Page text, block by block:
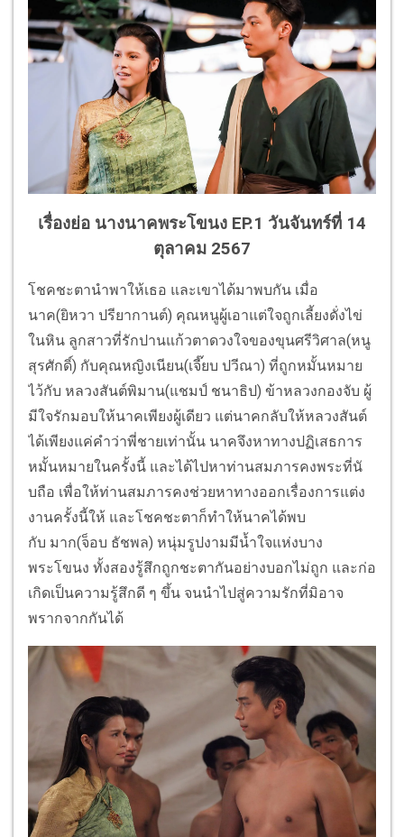
เรื่องย่อ นางนาคพระโขนง EP.1 วันจันทร์ที่ 14
ตุลาคม 2567
โชคชะตานำพาให้เธอ และเขาได้มาพบกัน เมื่อ
นาค(ยิหวา ปรียากานต์) คุณหนูผู้เอาแต่ใจถูกเลี้ยงดั่งไข่
ในหิน ลูกสาวที่รักปานแก้วตาดวงใจของขุนศรีวิศาล(หนู
สุรศักดิ์) กับคุณหญิงเนียน(เจี๊ยบ ปวีณา) ที่ถูกหมั้นหมาย
ไว้กับ หลวงสันต์พิมาน(แชมป์ ชนาธิป) ข้าหลวงกองจับ ผู้
มีใจรักมอบให้นาคเพียงผู้เดียว แต่นาคกลับให้หลวงสันต์
ได้เพียงแค่คำว่าพี่ชายเท่านั้น นาคจึงหาทางปฏิเสธการ
หมั้นหมายในครั้งนี้ และได้ไปหาท่านสมภารคงพระที่นั
บถือ เพื่อให้ท่านสมภารคงช่วยหาทางออกเรื่องการแต่ง
งานครั้งนี้ให้ และโชคชะตาก็ทำให้นาคได้พบ
กับ มาก(จ็อบ ธัชพล) หนุ่มรูปงามมีน้ำใจแห่งบาง
พระโขนง ทั้งสองรู้สึกถูกชะตากันอย่างบอกไม่ถูก และก่อ
เกิดเป็นความรู้สึกดี ๆ ขึ้น จนนำไปสู่ความรักที่มิอาจ
พรากจากกันได้